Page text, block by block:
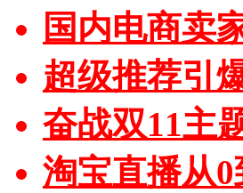
国内电商卖
超级推荐引
奋战双11主
淘宝直播从